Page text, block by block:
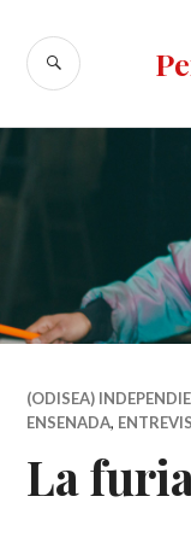
content
SEARCH
(ODISEA)
ENSENADA,
La